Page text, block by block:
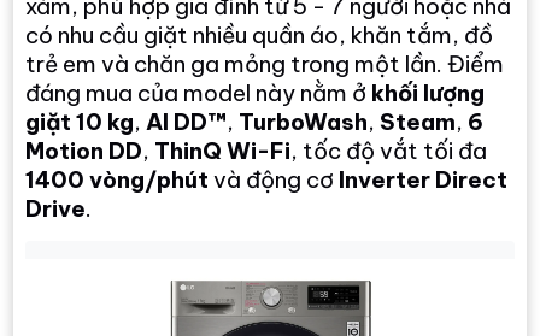
có nhu cầu giặt nhiều quần áo, khăn tắm, đồ
trẻ em và chăn ga mỏng trong một lần. Điểm
đáng mua của model này nằm ở khối lượng
giặt 10 kg, AI DD™, TurboWash, Steam, 6
Motion DD, ThinQ Wi-Fi, tốc độ vắt tối đa
1400 vòng/phút và động cơ Inverter Direct
Drive.